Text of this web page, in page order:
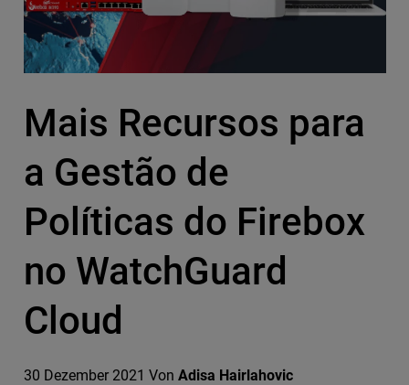
Mais Recursos para
a Gestão de
Políticas do Firebox
no WatchGuard
Cloud
30 Dezember 2021 Von Adisa Hairlahovic